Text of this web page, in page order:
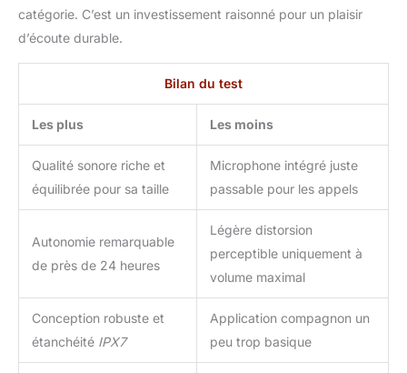
catégorie. C’est un investissement raisonné pour un plaisir
d’écoute durable.
Bilan du test
Les plus Les moins
Qualité sonore riche et
équilibrée pour sa taille
Microphone intégré juste
passable pour les appels
Autonomie remarquable
de près de 24 heures
Légère distorsion
perceptible uniquement à
volume maximal
Conception robuste et
étanchéité IPX7
Application compagnon un
peu trop basique